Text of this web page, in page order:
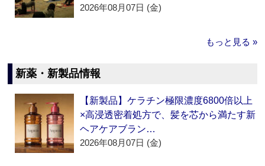
2026年08月07日 (金)
もっと見る »
新薬・新製品情報
【新製品】ケラチン極限濃度6800倍以上
×高浸透密着処方で、髪を芯から満たす新
ヘアケアブラン…
2026年08月07日 (金)